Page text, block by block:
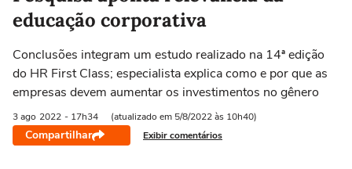
educação corporativa
Conclusões integram um estudo realizado na 14ª edição
do HR First Class; especialista explica como e por que as
empresas devem aumentar os investimentos no gênero
3 ago 2022 - 17h34 (atualizado em 5/8/2022 às 10h40)
Compartilhar Exibir comentários